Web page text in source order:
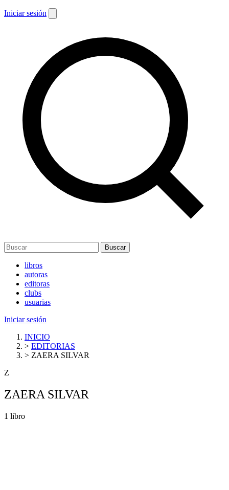
Iniciar sesión
Buscar
libros
autoras
editoras
clubs
usuarias
Iniciar sesión
INICIO
> EDITORIAS
> ZAERA SILVAR
Z
ZAERA SILVAR
1 libro